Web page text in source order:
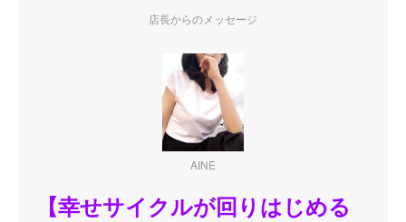
店長からのメッセージ
AINE
【幸せサイクルが回りはじめる